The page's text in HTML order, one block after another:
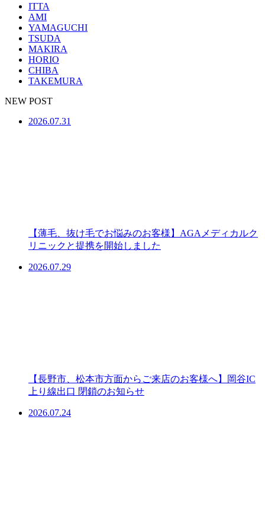
ITTA
AMI
YAMAGUCHI
TSUDA
MAKIRA
HORIO
CHIBA
TAKEMURA
NEW POST
2026.07.31
【薄毛、抜け毛でお悩みのお客様】AGAメディカルク
リニックと提携を開始しました
2026.07.29
【長野市、松本市方面からご来店のお客様へ】岡谷IC
上り線出口 閉鎖のお知らせ
2026.07.24